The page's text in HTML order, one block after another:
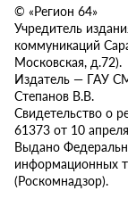
© «Регион 64»
Учредитель
коммуникаций
Московская, д.72).
Издатель — ГАУ
Степанов В.В.
Свидетельство о
61373 от 10
Выдано
информационных
(Роскомнадзор).